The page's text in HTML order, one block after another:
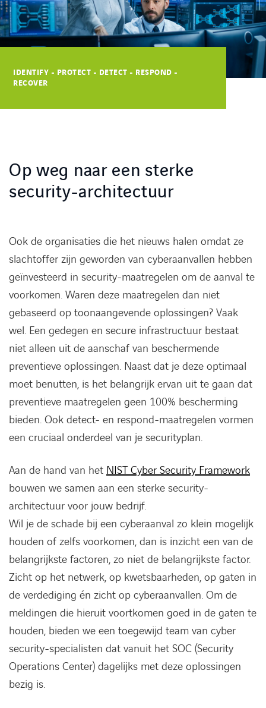
Kennisbank
Referenties
Events
IDENTIFY - PROTECT - DETECT - RESPOND -
RECOVER
Op weg naar een sterke
security-architectuur
Ook de organisaties die het nieuws halen omdat ze
slachtoffer zijn geworden van cyberaanvallen hebben
geïnvesteerd in security-maatregelen om de aanval te
voorkomen. Waren deze maatregelen dan niet
gebaseerd op toonaangevende oplossingen? Vaak
wel. Een gedegen en secure infrastructuur bestaat
niet alleen uit de aanschaf van beschermende
preventieve oplossingen. Naast dat je deze optimaal
moet benutten, is het belangrijk ervan uit te gaan dat
preventieve maatregelen geen 100% bescherming
bieden. Ook detect- en respond-maatregelen vormen
een cruciaal onderdeel van je securityplan.
Aan de hand van het NIST Cyber Security Framework
bouwen we samen aan een sterke security-
architectuur voor jouw bedrijf.
Wil je de schade bij een cyberaanval zo klein mogelijk
houden of zelfs voorkomen, dan is inzicht een van de
belangrijkste factoren, zo niet de belangrijkste factor.
Zicht op het netwerk, op kwetsbaarheden, op gaten in
de verdediging én zicht op cyberaanvallen. Om de
meldingen die hieruit voortkomen goed in de gaten te
houden, bieden we een toegewijd team van cyber
security-specialisten dat vanuit het SOC (Security
Operations Center) dagelijks met deze oplossingen
bezig is.